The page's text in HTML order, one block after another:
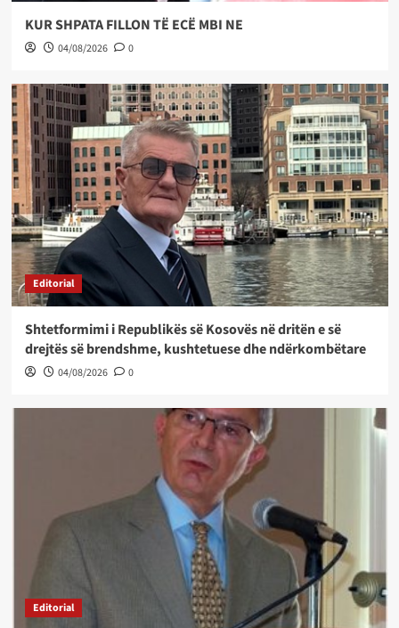
KUR SHPATA FILLON TË ECË MBI NE
04/08/2026 0
Editorial
Shtetformimi i Republikës së Kosovës në dritën e së
drejtës së brendshme, kushtetuese dhe ndërkombëtare
04/08/2026 0
Editorial